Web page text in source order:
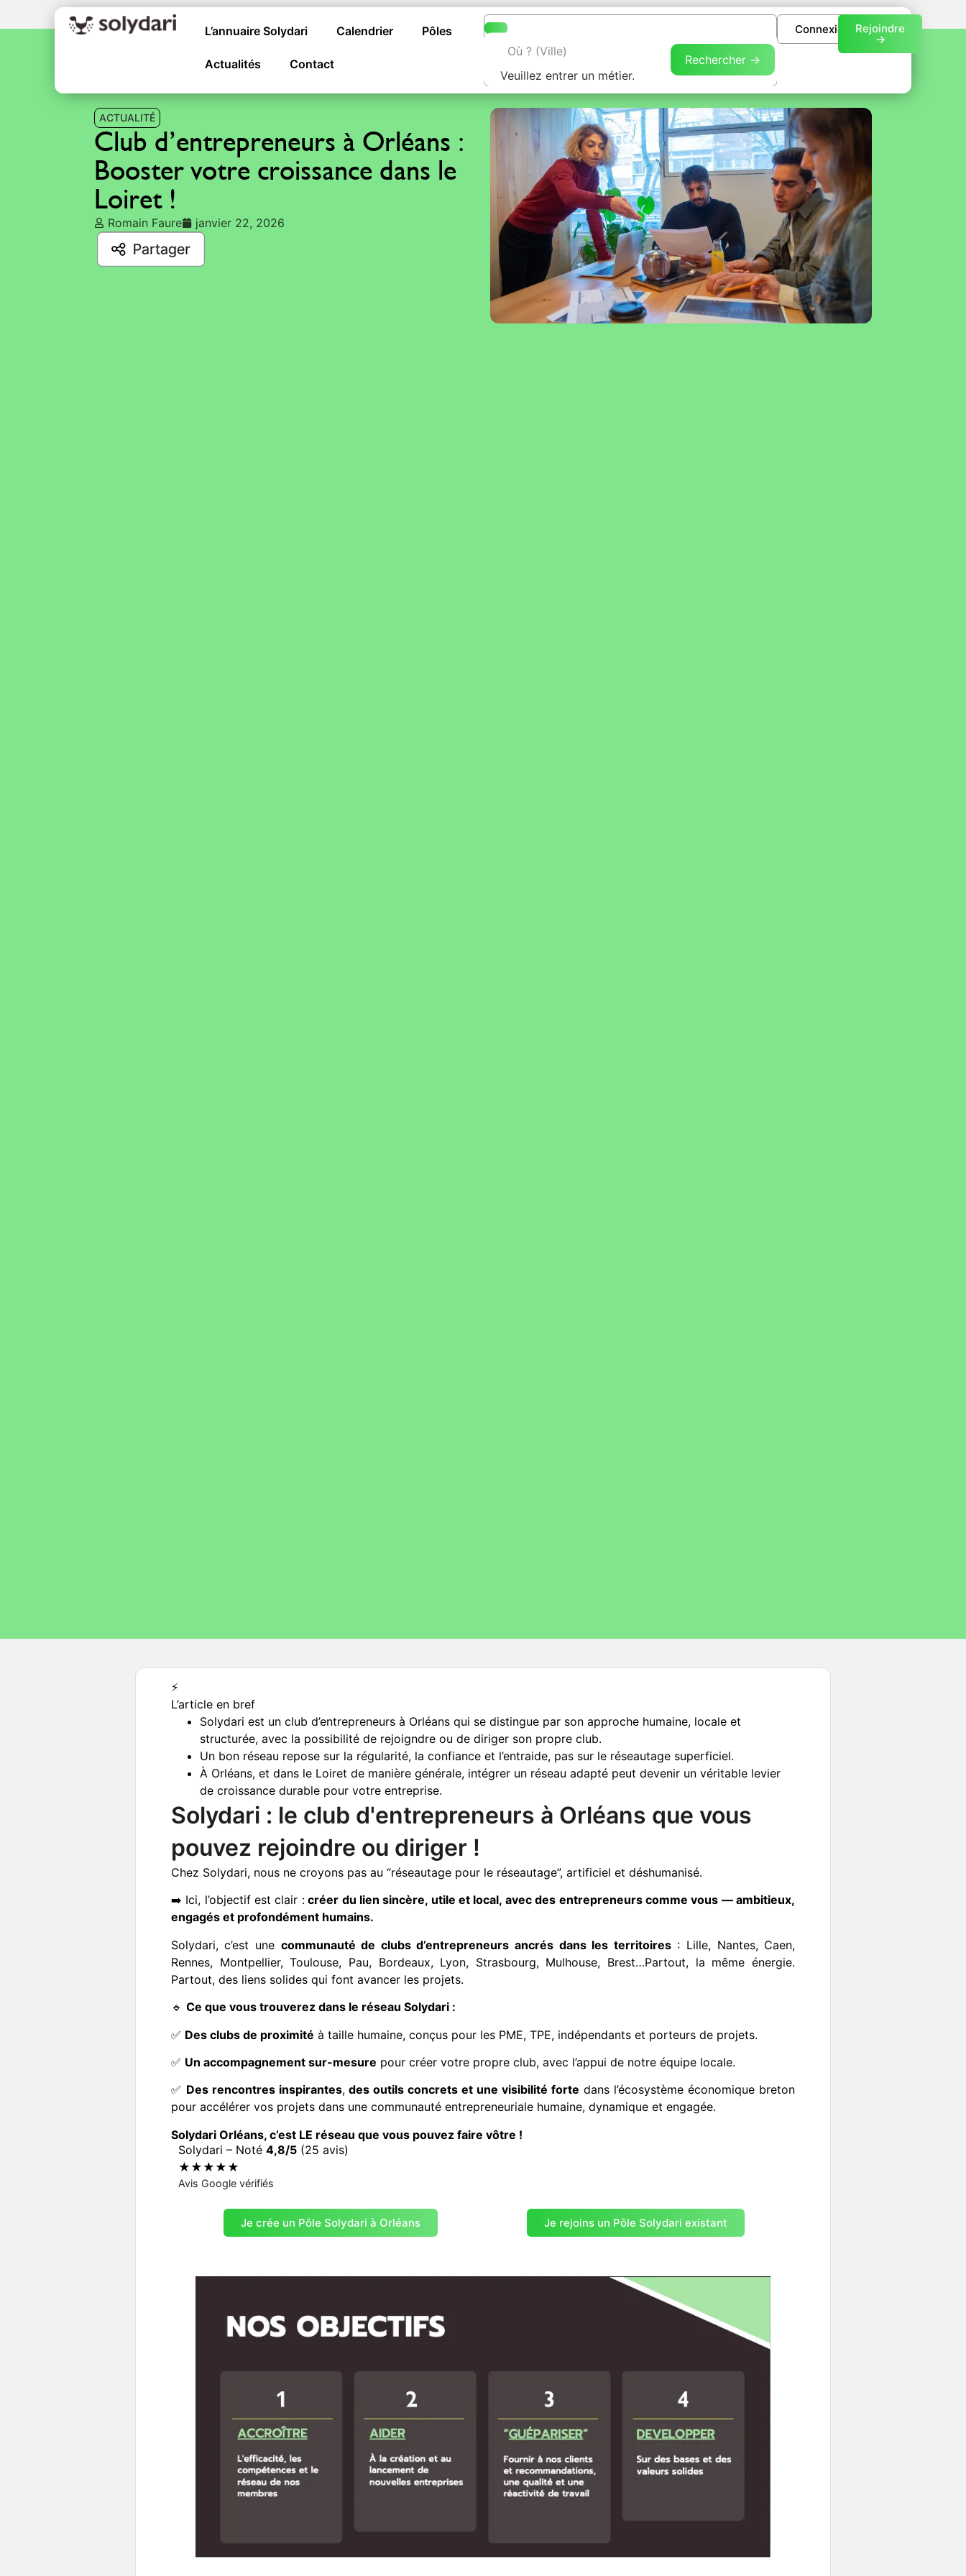
L’annuaire Solydari Calendrier Pôles
Actualités
Contact
Veuillez entrer un métier.
Rechercher →
Connexion Rejoindre
->
ACTUALITÉ
Club d’entrepreneurs à Orléans :
Booster votre croissance dans le
Loiret !
Romain Faure janvier 22, 2026
⚡️
L’article en bref
Solydari est un club d’entrepreneurs à Orléans qui se distingue par son approche humaine, locale et
structurée, avec la possibilité de rejoigndre ou de diriger son propre club.
Un bon réseau repose sur la régularité, la confiance et l’entraide, pas sur le réseautage superficiel.
À Orléans, et dans le Loiret de manière générale, intégrer un réseau adapté peut devenir un véritable levier
de croissance durable pour votre entreprise.
Solydari : le club d'entrepreneurs à Orléans que vous
pouvez rejoindre ou diriger !
Chez Solydari, nous ne croyons pas au “réseautage pour le réseautage”, artificiel et déshumanisé.
➡️ Ici, l’objectif est clair :créer du lien sincère, utile et local, avec des entrepreneurs comme vous — ambitieux,
engagés et profondément humains.
Solydari, c’est une communauté de clubs d’entrepreneurs ancrés dans les territoires: Lille, Nantes, Caen,
Rennes, Montpellier, Toulouse, Pau, Bordeaux, Lyon, Strasbourg, Mulhouse, Brest…Partout, la même énergie.
Partout, des liens solides qui font avancer les projets.
🔹 Ce que vous trouverez dans le réseau Solydari :
✅ Des clubs de proximité à taille humaine, conçus pour les PME, TPE, indépendants et porteurs de projets.
✅ Un accompagnement sur-mesure pour créer votre propre club, avec l’appui de notre équipe locale.
✅ Des rencontres inspirantes,des outils concrets et une visibilité forte dans l’écosystème économique breton
pour accélérer vos projets dans une communauté entrepreneuriale humaine, dynamique et engagée.
Solydari Orléans, c’est LE réseau que vous pouvez faire vôtre !
Solydari – Noté 4,8/5(25 avis)
★★★★★
Avis Google vérifiés
Je crée un Pôle Solydari à Orléans Je rejoins un Pôle Solydari existant